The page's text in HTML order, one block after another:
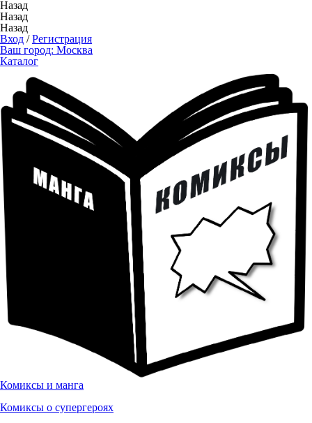
Назад
Назад
Назад
Вход /Регистрация
Ваш город: Москва
Каталог
Комиксы и манга
Комиксы о супергероях